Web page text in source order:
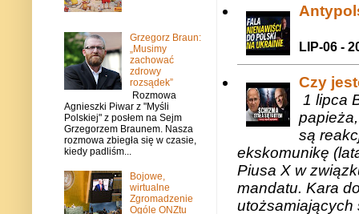
LIP-06 -
Czy
1 lipca
są
ekskomunikę
Piusa X w
mandatu. Kara
utożsamiających
Grzegorz Braun:
„Musimy
zachować
zdrowy
rozsądek”
Rozmowa
Agnieszki Piwar z "Myśli
Polskiej" z posłem na Sejm
Grzegorzem Braunem. Nasza
rozmowa zbiegła się w czasie,
kiedy padliśm...
Bojowe,
wirtualne
Zgromadzenie
Ogóle ONZtu